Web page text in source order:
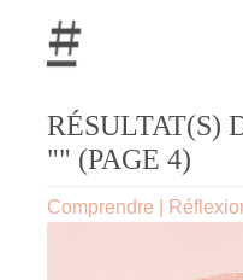
RÉSULTAT(S)
"" (PAGE 4)
Comprendre